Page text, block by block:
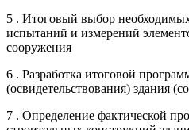
5 . Итоговый выбор
испытаний и измерений
сооружения
6 . Разработка итоговой
(освидетельствования) здания
7 . Определение фактической